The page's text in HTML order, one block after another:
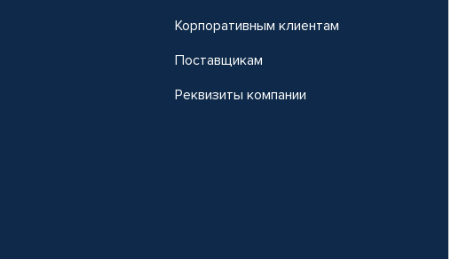
Корпоративным клиентам
Поставщикам
Реквизиты компании